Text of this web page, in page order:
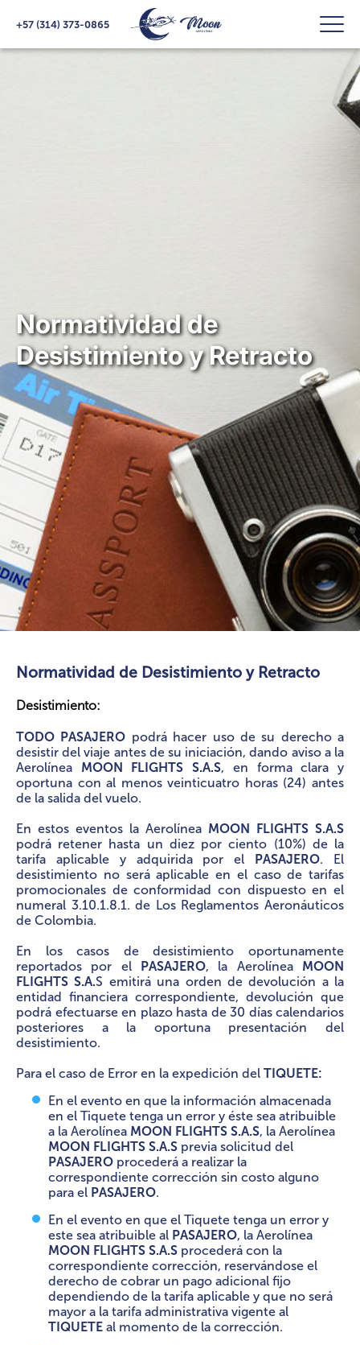
+57 (314) 373-0865
Normatividad de
Desistimiento y Retracto
Normatividad de Desistimiento y Retracto
Desistimiento:
TODO PASAJERO podrá hacer uso de su derecho a
desistir del viaje antes de su iniciación, dando aviso a la
Aerolínea MOON FLIGHTS S.A.S, en forma clara y
oportuna con al menos veinticuatro horas (24) antes
de la salida del vuelo.
En estos eventos la Aerolínea MOON FLIGHTS S.A.S
podrá retener hasta un diez por ciento (10%) de la
tarifa aplicable y adquirida por el PASAJERO. El
desistimiento no será aplicable en el caso de tarifas
promocionales de conformidad con dispuesto en el
numeral 3.10.1.8.1. de Los Reglamentos Aeronáuticos
de Colombia.
En los casos de desistimiento oportunamente
reportados por el PASAJERO, la Aerolínea MOON
FLIGHTS S.A.S emitirá una orden de devolución a la
entidad financiera correspondiente, devolución que
podrá efectuarse en plazo hasta de 30 días calendarios
posteriores a la oportuna presentación del
desistimiento.
Para el caso de Error en la expedición del TIQUETE:
En el evento en que la información almacenada
en el Tiquete tenga un error y éste sea atribuible
a la Aerolínea MOON FLIGHTS S.A.S, la Aerolínea
MOON FLIGHTS S.A.S previa solicitud del
PASAJERO procederá a realizar la
correspondiente corrección sin costo alguno
para el PASAJERO.
En el evento en que el Tiquete tenga un error y
este sea atribuible al PASAJERO, la Aerolínea
MOON FLIGHTS S.A.S procederá con la
correspondiente corrección, reservándose el
derecho de cobrar un pago adicional fijo
dependiendo de la tarifa aplicable y que no será
mayor a la tarifa administrativa vigente al
TIQUETE al momento de la corrección.